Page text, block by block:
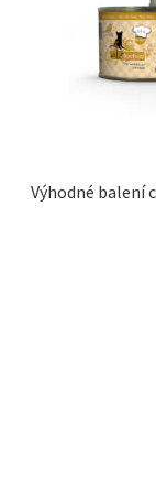
Výhodné balení